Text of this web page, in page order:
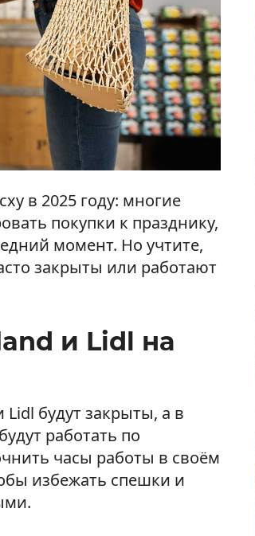
в 2025 году: многие
покупки к празднику,
момент. Но учтите,
закрыты или работают
и Lidl на
Lidl будут закрыты, а в
работать по
часы работы в своём
избежать спешки и